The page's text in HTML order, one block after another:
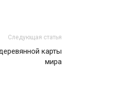
Следующая статья
карты
мира